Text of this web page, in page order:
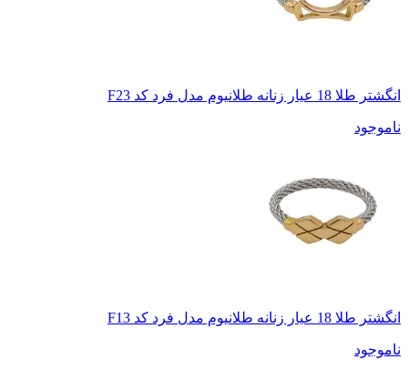
انگشتر طلا 18 عیار زنانه طلانیوم مدل فرد کد F23
ناموجود
انگشتر طلا 18 عیار زنانه طلانیوم مدل فرد کد F13
ناموجود